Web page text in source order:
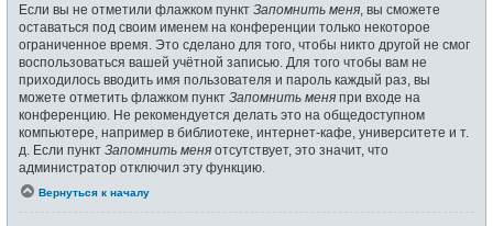
Если вы не отметили флажком пункт Запомнить меня , вы сможете
оставаться под своим именем на конференции только некоторое
ограниченное время. Это сделано для того, чтобы никто другой не смог
воспользоваться вашей учётной записью. Для того чтобы вам не
приходилось вводить имя пользователя и пароль каждый раз, вы
можете отметить флажком пункт Запомнить меня при входе на
конференцию. Не рекомендуется делать это на общедоступном
компьютере, например в библиотеке, интернет-кафе, университете и т.
д. Если пункт Запомнить меня отсутствует, это значит, что
администратор отключил эту функцию.
Вернуться к началу